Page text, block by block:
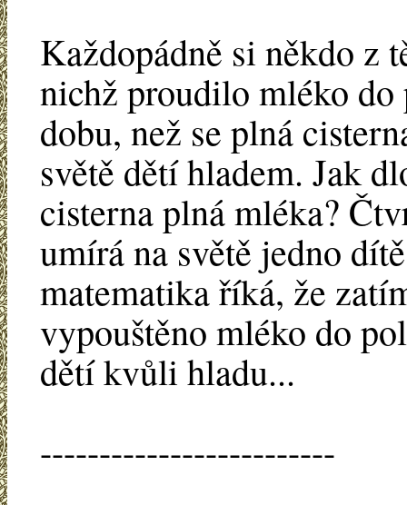
Každopádně si někdo z
nichž proudilo mléko
dobu, než se plná
světě dětí hladem. Jak
cisterna plná mléka?
umírá na světě jedno
matematika říká, že
vypouštěno mléko do
dětí kvůli hladu...
-------------------------